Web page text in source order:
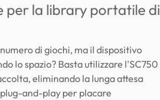
per la library portatile di
di giochi, ma il dispositivo
lo spazio? Basta utilizzare l'SC750
eliminando la lunga attesa
and-play per placare